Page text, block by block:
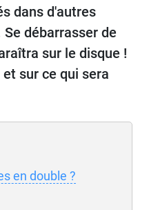
dans d'autres
débarrasser de
sur le disque !
sur ce qui sera
en double ?